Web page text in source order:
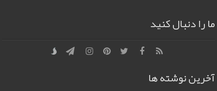
ما را دنبال کنید
آخرین نوشته ها